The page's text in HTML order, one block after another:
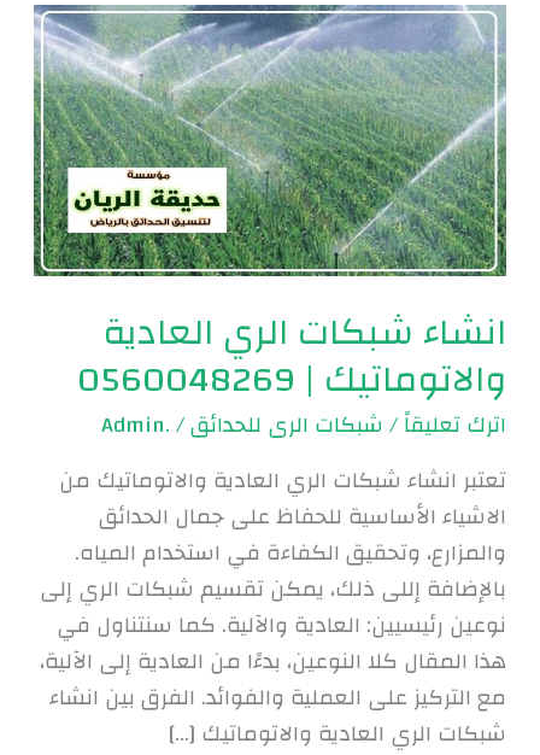
انشاء شبكات الري العادية
والاتوماتيك | 0560048269
اترك تعليقاً/شبكات الرى للحدائق/
.Admin
تعتبر انشاء شبكات الري العادية والاتوماتيك من
الاشياء الأساسية للحفاظ على جمال الحدائق
والمزارع، وتحقيق الكفاءة في استخدام المياه.
بالإضافة إللى ذلك، يمكن تقسيم شبكات الري إلى
نوعين رئيسيين: العادية والآلية. كما سنتناول في
هذا المقال كلا النوعين، بدءًا من العادية إلى الآلية،
مع التركيز على العملية والفوائد. الفرق بين انشاء
شبكات الري العادية والاتوماتيك […]
انشاء
شبكات
الري
العادية
والاتوماتيك
|
0560048269